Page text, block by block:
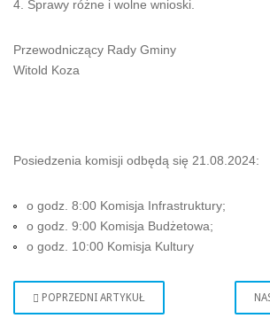
4. Sprawy różne i wolne wnioski.
Przewodniczący Rady Gminy
Witold Koza
Posiedzenia komisji odbędą się 21.08.2024:
o godz. 8:00 Komisja Infrastruktury;
o godz. 9:00 Komisja Budżetowa;
o godz. 10:00 Komisja Kultury
POPRZEDNI ARTYKUŁ